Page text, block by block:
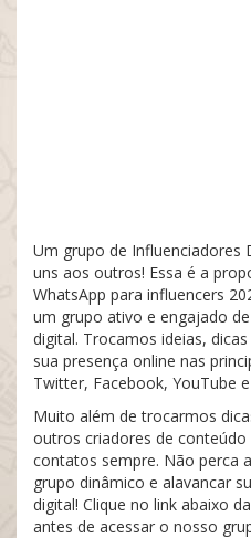
Um grupo de Influenciadores
uns aos outros! Essa é a
WhatsApp para influencers
um grupo ativo e engajado
digital. Trocamos ideias,
sua presença online nas
Twitter, Facebook, YouTube
Muito além de trocarmos
outros criadores de
contatos sempre. Não perca
grupo dinâmico e alavancar
digital! Clique no link abaixo
antes de acessar o nosso